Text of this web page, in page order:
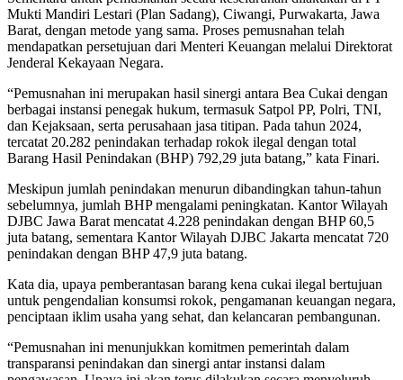
Mukti Mandiri Lestari (Plan Sadang), Ciwangi, Purwakarta, Jawa
Barat, dengan metode yang sama. Proses pemusnahan telah
mendapatkan persetujuan dari Menteri Keuangan melalui Direktorat
Jenderal Kekayaan Negara.
“Pemusnahan ini merupakan hasil sinergi antara Bea Cukai dengan
berbagai instansi penegak hukum, termasuk Satpol PP, Polri, TNI,
dan Kejaksaan, serta perusahaan jasa titipan. Pada tahun 2024,
tercatat 20.282 penindakan terhadap rokok ilegal dengan total
Barang Hasil Penindakan (BHP) 792,29 juta batang,” kata Finari.
Meskipun jumlah penindakan menurun dibandingkan tahun-tahun
sebelumnya, jumlah BHP mengalami peningkatan. Kantor Wilayah
DJBC Jawa Barat mencatat 4.228 penindakan dengan BHP 60,5
juta batang, sementara Kantor Wilayah DJBC Jakarta mencatat 720
penindakan dengan BHP 47,9 juta batang.
Kata dia, upaya pemberantasan barang kena cukai ilegal bertujuan
untuk pengendalian konsumsi rokok, pengamanan keuangan negara,
penciptaan iklim usaha yang sehat, dan kelancaran pembangunan.
“Pemusnahan ini menunjukkan komitmen pemerintah dalam
transparansi penindakan dan sinergi antar instansi dalam